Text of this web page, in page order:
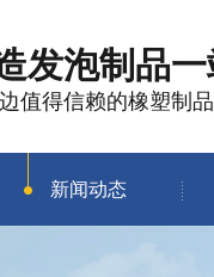
发泡制品
值得信赖的橡塑制
新闻动态